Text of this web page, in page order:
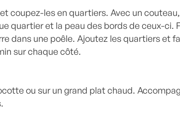
coupez-les en quartiers. Avec un
quartier et la peau des bords de ceux-ci.
dans une poêle. Ajoutez les quartiers et
sur chaque côté.
ou sur un grand plat chaud.